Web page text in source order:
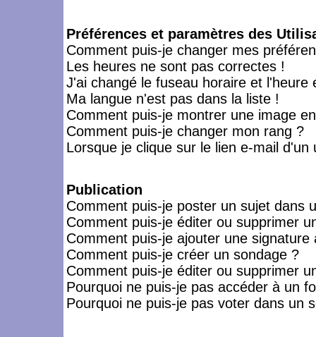
Préférences et paramètres des
Comment puis-je changer mes
Les heures ne sont pas correctes !
J'ai changé le fuseau horaire et l'heure
Ma langue n'est pas dans la liste !
Comment puis-je montrer une image
Comment puis-je changer mon rang ?
Lorsque je clique sur le lien e-mail
Publication
Comment puis-je poster un sujet dans
Comment puis-je éditer ou supprimer
Comment puis-je ajouter une signature
Comment puis-je créer un sondage ?
Comment puis-je éditer ou supprimer
Pourquoi ne puis-je pas accéder à un
Pourquoi ne puis-je pas voter dans un